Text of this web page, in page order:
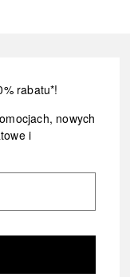
rabatu*!
nowych
i